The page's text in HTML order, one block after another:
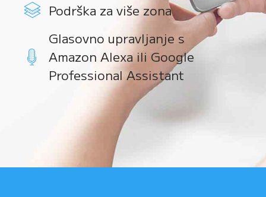
Podrška za više zona
Glasovno upravljanje s
Amazon Alexa ili Google
Professional Assistant